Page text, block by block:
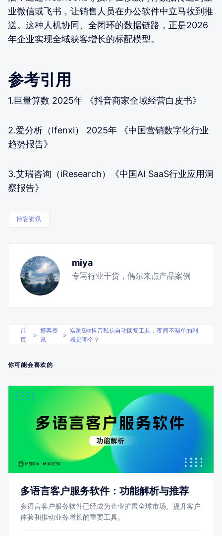
业微信或飞书，让销售人员在办公软件中立马收到推
送。这种人机协同、全闭环的数据链路，正是2026
年企业实现全域获客增长的标配模型。
参考引用
1.巨量算数 2025年 《抖音商家全域经营白皮书》
2.爱分析（Ifenxi） 2025年 《中国营销数字化行业
趋势报告》
3.艾瑞咨询（iResearch）《中国AI SaaS行业应用洞
察报告》
博客资讯
miya
专写行业干货，偶尔来点产品案例
首
页
>
博客资
讯
>
实测5款抖音私信自动回复工具，夜间不漏单的利
器是哪个？
你可能会喜欢的
多语言客户服务软件：功能解析与推荐
多语言客户服务软件已经成为企业扩展全球市场、提升客户
体验和推动业务增长的重要工具。